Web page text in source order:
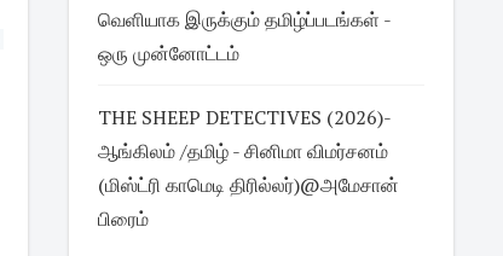
வெளியாக இருக்கும் தமிழ்ப்படங்கள் -
ஒரு முன்னோட்டம்
THE SHEEP DETECTIVES (2026)-
ஆங்கிலம் /தமிழ் - சினிமா விமர்சனம்
(மிஸ்ட்ரி காமெடி திரில்லர்)@அமேசான்
பிரைம்